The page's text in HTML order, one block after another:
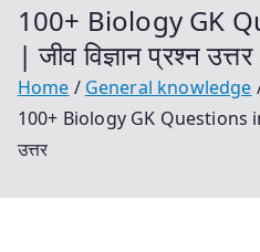
100+ Biology GK
| जीव विज्ञान प्रश्न उत्तर
Home
General knowledge
100+ Biology GK Questions
उत्तर